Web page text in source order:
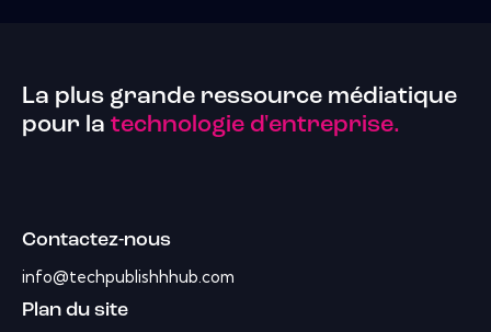
La plus grande ressource médiatique
pour la technologie d'entreprise.
Contactez-nous
info@techpublishhhub.com
Plan du site